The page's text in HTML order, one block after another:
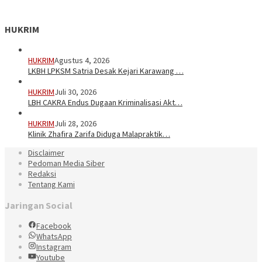
HUKRIM
HUKRIMAgustus 4, 2026
LKBH LPKSM Satria Desak Kejari Karawang …
HUKRIMJuli 30, 2026
LBH CAKRA Endus Dugaan Kriminalisasi Akt…
HUKRIMJuli 28, 2026
Klinik Zhafira Zarifa Diduga Malapraktik…
Disclaimer
Pedoman Media Siber
Redaksi
Tentang Kami
Jaringan Social
Facebook
WhatsApp
Instagram
Youtube